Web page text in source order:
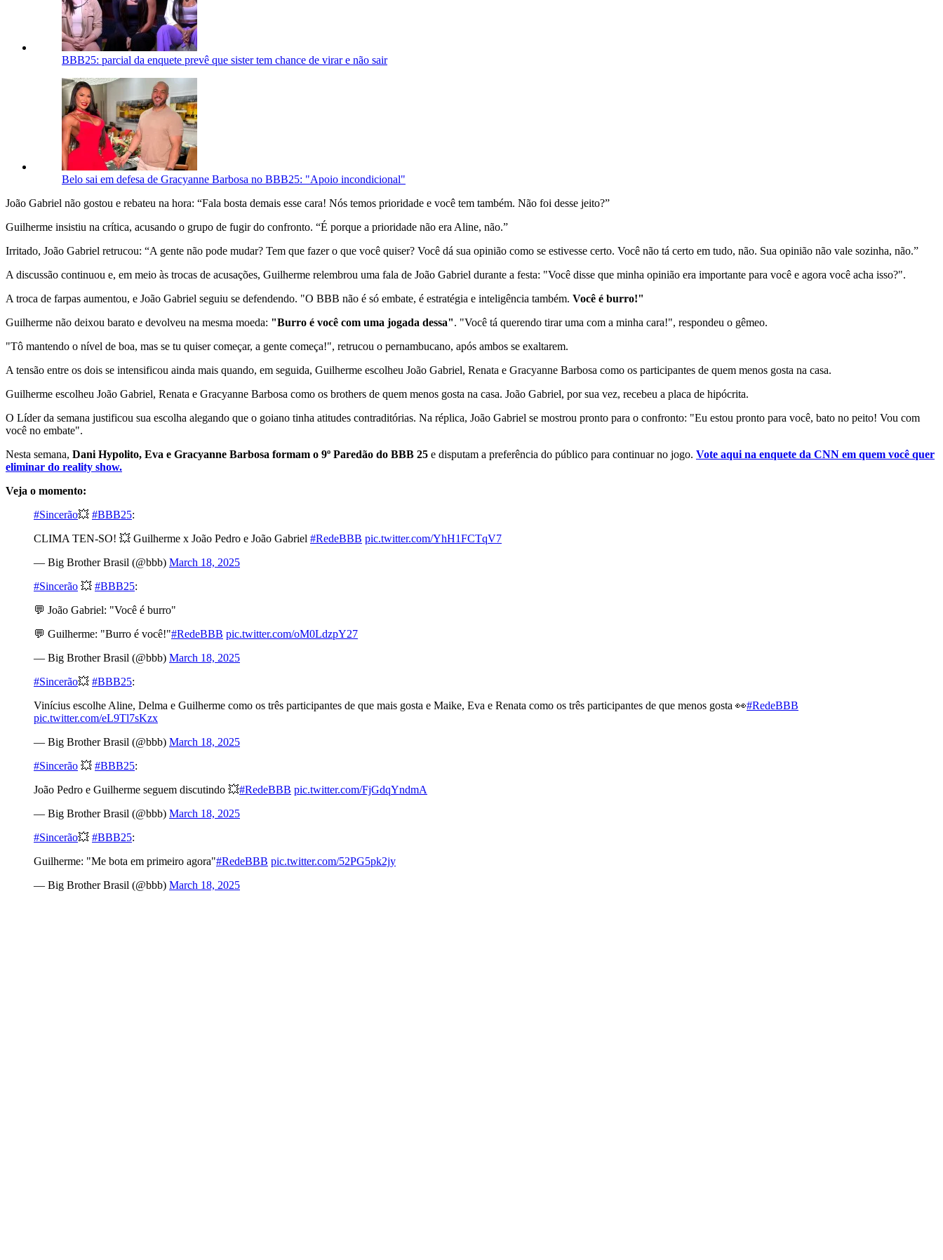
BBB25: parcial da enquete prevê que sister tem chance de virar e não sair
Belo sai em defesa de Gracyanne Barbosa no BBB25: "Apoio incondicional"
João Gabriel não gostou e rebateu na hora: “Fala bosta demais esse cara! Nós temos prioridade e você tem também. Não foi desse jeito?”
Guilherme insistiu na crítica, acusando o grupo de fugir do confronto. “É porque a prioridade não era Aline, não.”
Irritado, João Gabriel retrucou: “A gente não pode mudar? Tem que fazer o que você quiser? Você dá sua opinião como se estivesse certo. Você não tá certo em tudo, não. Sua opinião não vale sozinha, não.”
A discussão continuou e, em meio às trocas de acusações, Guilherme relembrou uma fala de João Gabriel durante a festa: "Você disse que minha opinião era importante para você e agora você acha isso?".
A troca de farpas aumentou, e João Gabriel seguiu se defendendo. "O BBB não é só embate, é estratégia e inteligência também. Você é burro!"
Guilherme não deixou barato e devolveu na mesma moeda: "Burro é você com uma jogada dessa". "Você tá querendo tirar uma com a minha cara!", respondeu o gêmeo.
"Tô mantendo o nível de boa, mas se tu quiser começar, a gente começa!", retrucou o pernambucano, após ambos se exaltarem.
A tensão entre os dois se intensificou ainda mais quando, em seguida, Guilherme escolheu João Gabriel, Renata e Gracyanne Barbosa como os participantes de quem menos gosta na casa.
Guilherme escolheu João Gabriel, Renata e Gracyanne Barbosa como os brothers de quem menos gosta na casa. João Gabriel, por sua vez, recebeu a placa de hipócrita.
O Líder da semana justificou sua escolha alegando que o goiano tinha atitudes contraditórias. Na réplica, João Gabriel se mostrou pronto para o confronto: "Eu estou pronto para você, bato no peito! Vou com
você no embate".
Nesta semana, Dani Hypolito, Eva e Gracyanne Barbosa formam o 9º Paredão do BBB 25 e disputam a preferência do público para continuar no jogo. Vote aqui na enquete da CNN em quem você quer
eliminar do reality show.
Veja o momento:
#Sincerão💥 #BBB25:
CLIMA TEN-SO! 💥 Guilherme x João Pedro e João Gabriel #RedeBBB pic.twitter.com/YhH1FCTqV7
— Big Brother Brasil (@bbb) March 18, 2025
#Sincerão 💥 #BBB25:
💬 João Gabriel: "Você é burro"
💬 Guilherme: "Burro é você!"#RedeBBB pic.twitter.com/oM0LdzpY27
— Big Brother Brasil (@bbb) March 18, 2025
#Sincerão💥 #BBB25:
Vinícius escolhe Aline, Delma e Guilherme como os três participantes de que mais gosta e Maike, Eva e Renata como os três participantes de que menos gosta 👀#RedeBBB
pic.twitter.com/eL9Tl7sKzx
— Big Brother Brasil (@bbb) March 18, 2025
#Sincerão 💥 #BBB25:
João Pedro e Guilherme seguem discutindo 💥#RedeBBB pic.twitter.com/FjGdqYndmA
— Big Brother Brasil (@bbb) March 18, 2025
#Sincerão💥 #BBB25:
Guilherme: "Me bota em primeiro agora"#RedeBBB pic.twitter.com/52PG5pk2jy
— Big Brother Brasil (@bbb) March 18, 2025